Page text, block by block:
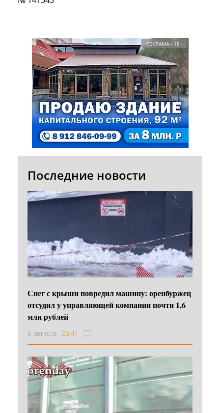
РЕКЛАМА • 18+
Последние новости
Снег с крыши повредил машину: оренбуржец
отсудил у управляющей компании почти 1,6
млн рублей
6 августа 23:41